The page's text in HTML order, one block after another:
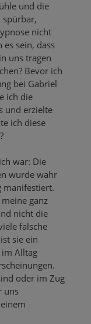
und die
spürbar,
nicht
sein, dass
uns tragen
Bevor ich
bei Gabriel
ich die
und erzielte
ich diese
war: Die
wurde wahr
manifestiert.
ganz
nicht die
falsche
sie ein
Alltag
oder im Zug
uns